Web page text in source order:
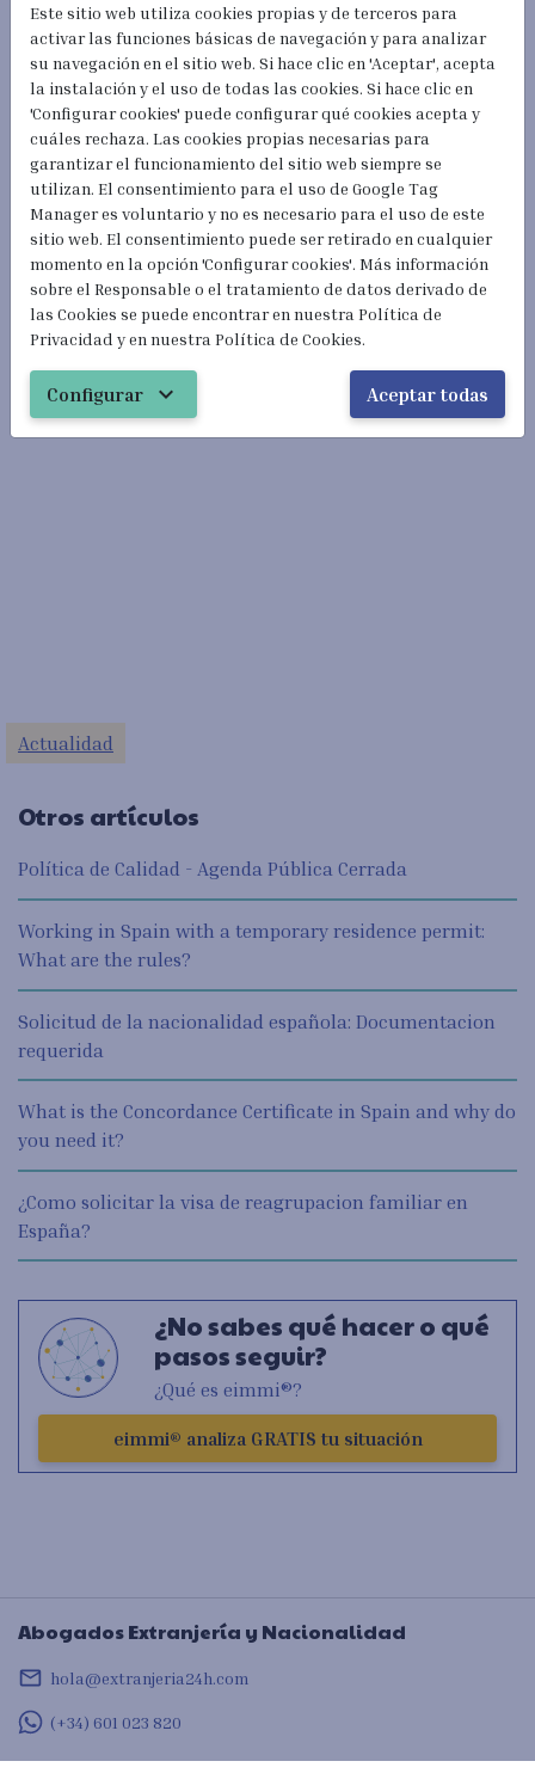
problema.
En esta entrada te ayudamos con lo que necesitas:
Consejos Huellasy además, en nuestro Local frente a la
Policía podemos comprobar y completar tu
documentación para que no tengas ningún problema.
Actualidad
Otros artículos
Política de Calidad - Agenda Pública Cerrada
Working in Spain with a temporary residence permit:
What are the rules?
Solicitud de la nacionalidad española: Documentacion
requerida
What is the Concordance Certificate in Spain and why do
you need it?
¿Como solicitar la visa de reagrupacion familiar en
España?
¿No sabes qué hacer o qué
pasos seguir?
¿Qué es eimmi®?
eimmi® analiza GRATIS tu situación
Este sitio web utiliza cookies propias y de terceros para
activar las funciones básicas de navegación y para analizar
su navegación en el sitio web. Si hace clic en 'Aceptar', acepta
la instalación y el uso de todas las cookies. Si hace clic en
'Configurar cookies' puede configurar qué cookies acepta y
cuáles rechaza. Las cookies propias necesarias para
garantizar el funcionamiento del sitio web siempre se
utilizan. El consentimiento para el uso de Google Tag
Manager es voluntario y no es necesario para el uso de este
sitio web. El consentimiento puede ser retirado en cualquier
momento en la opción 'Configurar cookies'. Más información
sobre el Responsable o el tratamiento de datos derivado de
las Cookies se puede encontrar en nuestra Política de
Privacidad y en nuestra Política de Cookies.
Configurar expand_more Aceptar todas
Abogados Extranjería y Nacionalidad
mail_outline hola@extranjeria24h.com
(+34) 601 023 820